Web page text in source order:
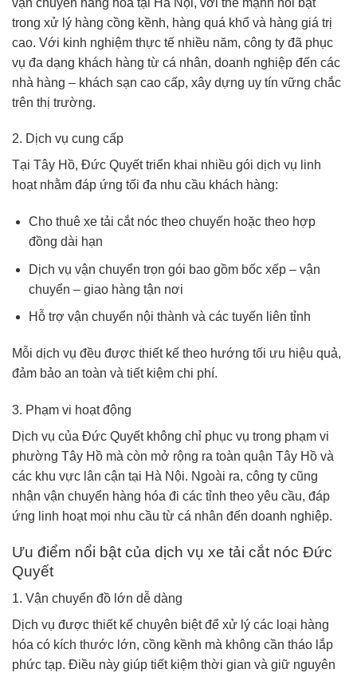
trong xử lý hàng cồng kềnh, hàng quá khổ và hàng giá trị
cao. Với kinh nghiệm thực tế nhiều năm, công ty đã phục
vụ đa dạng khách hàng từ cá nhân, doanh nghiệp đến các
nhà hàng – khách sạn cao cấp, xây dựng uy tín vững chắc
trên thị trường.
2. Dịch vụ cung cấp
Tại Tây Hồ, Đức Quyết triển khai nhiều gói dịch vụ linh
hoạt nhằm đáp ứng tối đa nhu cầu khách hàng:
Cho thuê xe tải cắt nóc theo chuyến hoặc theo hợp
đồng dài hạn
Dịch vụ vận chuyển trọn gói bao gồm bốc xếp – vận
chuyển – giao hàng tận nơi
Hỗ trợ vận chuyển nội thành và các tuyến liên tỉnh
Mỗi dịch vụ đều được thiết kế theo hướng tối ưu hiệu quả,
đảm bảo an toàn và tiết kiệm chi phí.
3. Phạm vi hoạt động
Dịch vụ của Đức Quyết không chỉ phục vụ trong phạm vi
phường Tây Hồ mà còn mở rộng ra toàn quận Tây Hồ và
các khu vực lân cận tại Hà Nội. Ngoài ra, công ty cũng
nhận vận chuyển hàng hóa đi các tỉnh theo yêu cầu, đáp
ứng linh hoạt mọi nhu cầu từ cá nhân đến doanh nghiệp.
Ưu điểm nổi bật của dịch vụ xe tải cắt nóc Đức
Quyết
1. Vận chuyển đồ lớn dễ dàng
Dịch vụ được thiết kế chuyên biệt để xử lý các loại hàng
hóa có kích thước lớn, cồng kềnh mà không cần tháo lắp
phức tạp. Điều này giúp tiết kiệm thời gian và giữ nguyên